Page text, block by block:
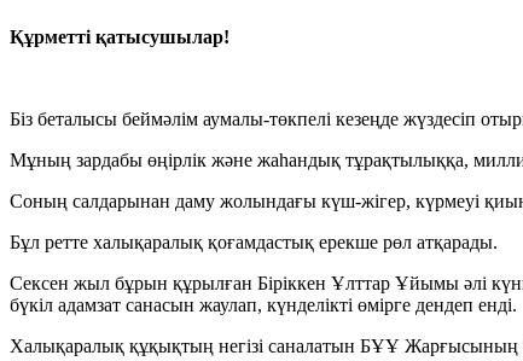
Құрметті қатысушылар!
Біз беталысы беймәлім аумалы-төкпелі кезеңде жүздесіп
Мұның зардабы өңірлік және жаһандық тұрақтылыққа,
Соның салдарынан даму жолындағы күш-жігер, күрмеуі қиын
Бұл ретте халықаралық қоғамдастық ерекше рөл атқарады.
Сексен жыл бұрын құрылған Біріккен Ұлттар Ұйымы әлі
бүкіл адамзат санасын жаулап, күнделікті өмірге дендеп енді.
Халықаралық құқықтың негізі саналатын БҰҰ Жарғысының